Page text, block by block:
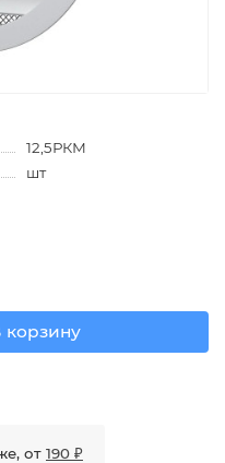
12,5РКМ
шт
корзину
от 190 ₽